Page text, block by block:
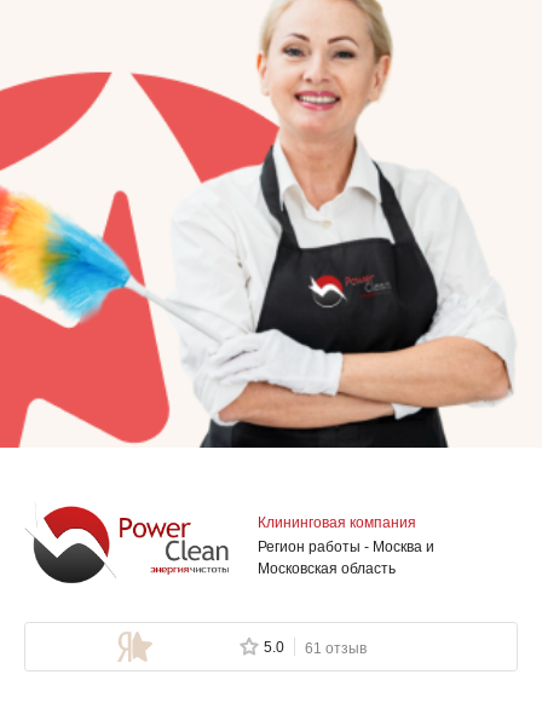
Клининговая компания
Регион работы - Москва и
Московская область
5.0 61 отзыв